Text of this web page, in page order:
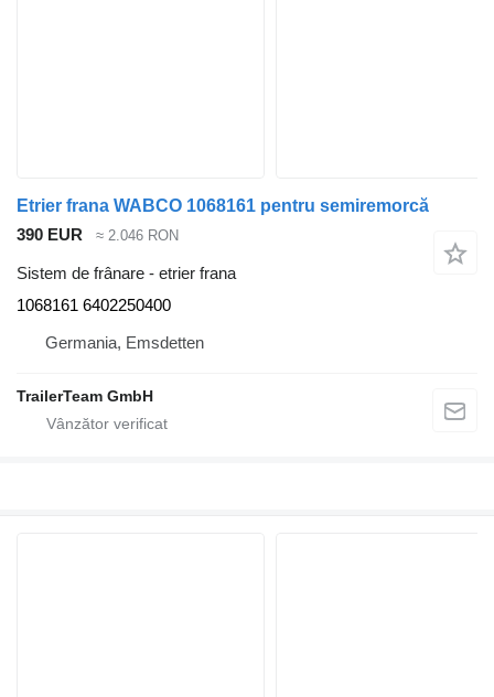
Etrier frana WABCO 1068161 pentru semiremorcă
390 EUR
≈ 2.046 RON
Sistem de frânare - etrier frana
1068161 6402250400
Germania, Emsdetten
TrailerTeam GmbH